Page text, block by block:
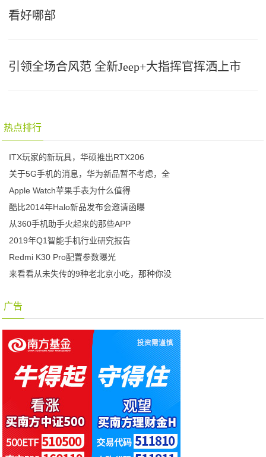
看好哪部
引领全场合风范 全新Jeep+大指挥官挥洒上市
热点排行
ITX玩家的新玩具，华硕推出RTX206
关于5G手机的消息，华为新品暂不考虑，全
Apple Watch苹果手表为什么值得
酷比2014年Halo新品发布会邀请函曝
从360手机助手火起来的那些APP
2019年Q1智能手机行业研究报告
Redmi K30 Pro配置参数曝光
来看看从未失传的9种老北京小吃，那种你没
广告